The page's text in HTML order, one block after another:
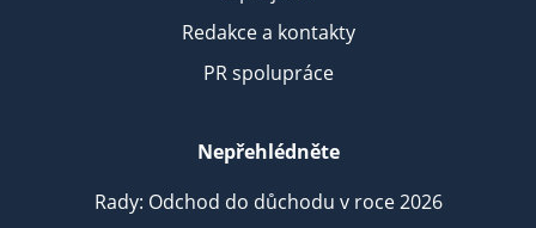
Redakce a kontakty
PR spolupráce
Nepřehlédněte
Rady: Odchod do důchodu v roce 2026